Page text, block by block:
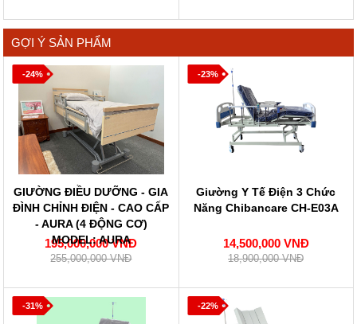
GỢI Ý SẢN PHẨM
-24%
GIƯỜNG ĐIỀU DƯỠNG - GIA
ĐÌNH CHỈNH ĐIỆN - CAO CẤP
- AURA (4 ĐỘNG CƠ)
MODEL: AURA
195,000,000 VNĐ
255,000,000 VNĐ
-23%
Giường Y Tế Điện 3 Chức
Năng Chibancare CH-E03A
14,500,000 VNĐ
18,900,000 VNĐ
-31% -22%